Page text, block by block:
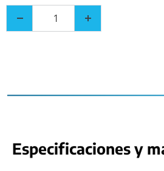
Especificaciones y